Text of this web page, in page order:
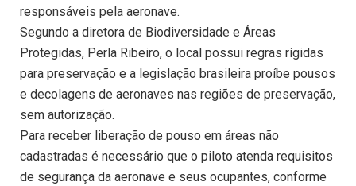
responsáveis pela aeronave.
Segundo a diretora de Biodiversidade e Áreas
Protegidas, Perla Ribeiro, o local possui regras rígidas
para preservação e a legislação brasileira proíbe pousos
e decolagens de aeronaves nas regiões de preservação,
sem autorização.
Para receber liberação de pouso em áreas não
cadastradas é necessário que o piloto atenda requisitos
de segurança da aeronave e seus ocupantes, conforme